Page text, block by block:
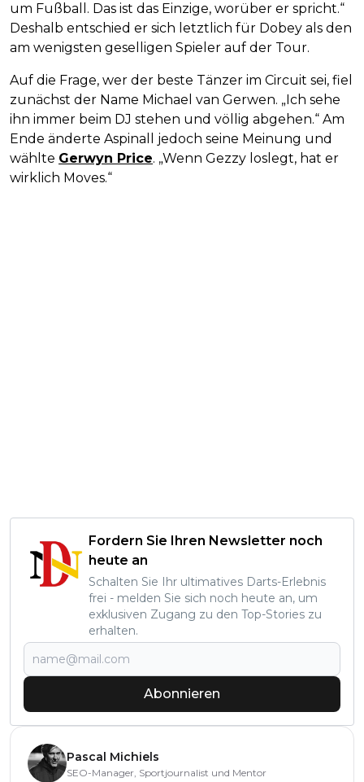
um Fußball. Das ist das Einzige, worüber er spricht.“
Deshalb entschied er sich letztlich für Dobey als den
am wenigsten geselligen Spieler auf der Tour.
Auf die Frage, wer der beste Tänzer im Circuit sei, fiel
zunächst der Name Michael van Gerwen. „Ich sehe
ihn immer beim DJ stehen und völlig abgehen.“ Am
Ende änderte Aspinall jedoch seine Meinung und
wählte Gerwyn Price. „Wenn Gezzy loslegt, hat er
wirklich Moves.“
Fordern Sie Ihren Newsletter noch
heute an
Schalten Sie Ihr ultimatives Darts-Erlebnis
frei - melden Sie sich noch heute an, um
exklusiven Zugang zu den Top-Stories zu
erhalten.
Abonnieren
Pascal Michiels
SEO-Manager, Sportjournalist und Mentor